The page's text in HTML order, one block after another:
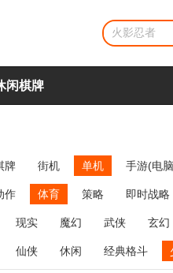
闲棋牌
牌 街机 单机 手游(电
作 体育 策略
即时战略
称射击 棋类 牌类 麻将
现实 魔幻 武侠 玄幻
仙侠 休闲 经典格斗